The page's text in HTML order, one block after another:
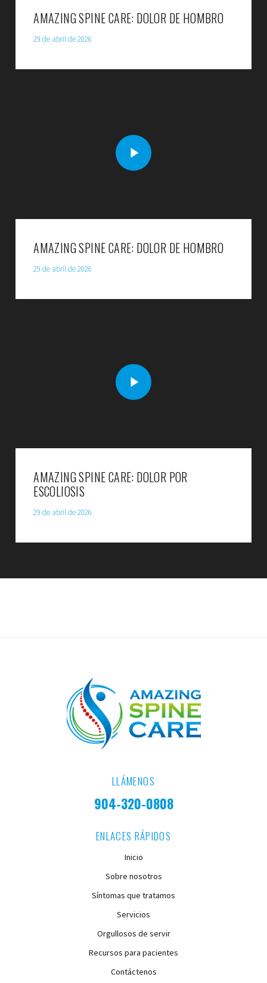
AMAZING SPINE CARE: DOLOR DE HOMBRO
29 de abril de 2026
AMAZING SPINE CARE: DOLOR DE HOMBRO
29 de abril de 2026
AMAZING SPINE CARE: DOLOR POR
ESCOLIOSIS
29 de abril de 2026
LLÁMENOS
904-320-0808
ENLACES RÁPIDOS
Inicio
Sobre nosotros
Síntomas que tratamos
Servicios
Orgullosos de servir
Recursos para pacientes
Contáctenos